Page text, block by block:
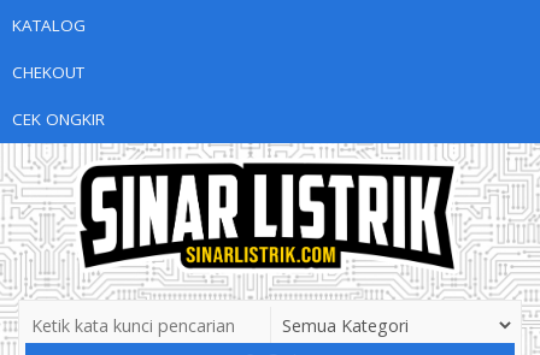
KATALOG
CHEKOUT
CEK ONGKIR